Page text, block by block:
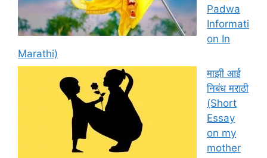
Padwa
Informati
on In
Marathi)
माझी आई
निबंध मराठी
(Short
Essay
on my
mother